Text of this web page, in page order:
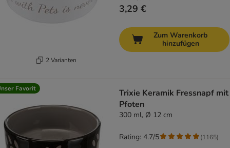
2 Varianten
3,29 €
Zum Warenkorb
hinzufügen
Favorit
Trixie Keramik Fressnapf mit
Pfoten
300 ml, Ø 12 cm
Rating: 4.7/5 (1165)